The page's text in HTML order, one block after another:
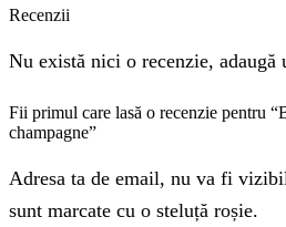
Recenzii
Nu există nici o recenzie, adaugă
Fii primul care lasă o recenzie pentru
champagne”
Adresa ta de email, nu va fi
sunt marcate cu o steluță roșie.